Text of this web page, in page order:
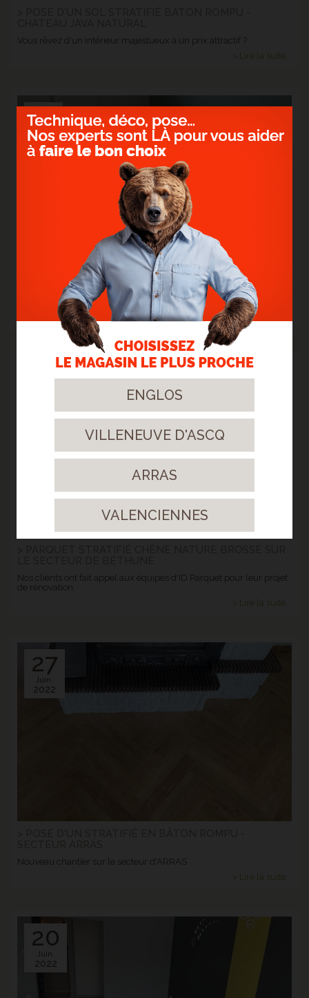
Vous rêvez d'un intérieur majestueux à un prix attractif ?
> Lire la suite...
12
Oct.
2023
> STRATIFIÉ GYANT SAND NATURAL
Un sol clair et surtout résistant !
> Lire la suite...
03
Nos clients ont fait appel aux équipes d'ID Parquet pour leur projet
de rénovation.
> Lire la suite...
27
Juin.
2022
Nouveau chantier sur le secteur d'ARRAS
> Lire la suite...
20
Juin.
2022
ENGLOS
VILLENEUVE D'ASCQ
ARRAS
VALENCIENNES